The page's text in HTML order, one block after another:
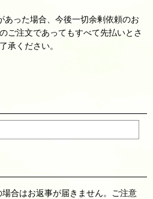
った場合、今後一切余剰依頼のお
ご注文であってもすべて先払いとさ
承ください。
合はお返事が届きません。ご注意